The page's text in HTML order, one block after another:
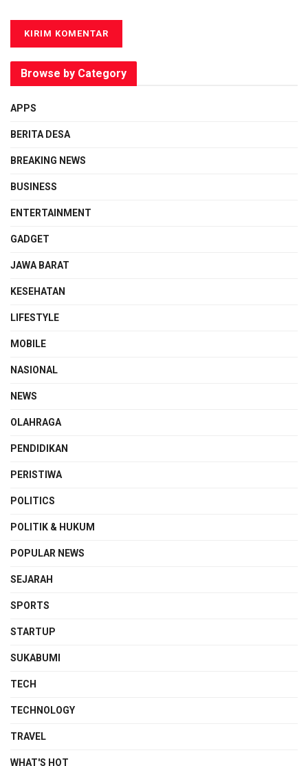
Browse by Category
APPS
BERITA DESA
BREAKING NEWS
BUSINESS
ENTERTAINMENT
GADGET
JAWA BARAT
KESEHATAN
LIFESTYLE
MOBILE
NASIONAL
NEWS
OLAHRAGA
PENDIDIKAN
PERISTIWA
POLITICS
POLITIK & HUKUM
POPULAR NEWS
SEJARAH
SPORTS
STARTUP
SUKABUMI
TECH
TECHNOLOGY
TRAVEL
WHAT'S HOT